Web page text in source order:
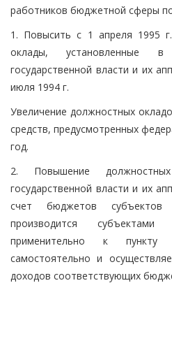
работников бюджетной сферы
1. Повысить с 1 апреля 1995
оклады, установленные в
государственной власти и их
июля 1994 г.
Увеличение должностных
средств, предусмотренных
год.
2. Повышение
государственной власти и их
счет бюджетов субъектов
производится субъектами
применительно к
самостоятельно и
доходов соответствующих